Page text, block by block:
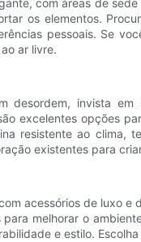
com áreas de
os elementos.
pessoais. Se
ar livre.
desordem, invista
excelentes opções
resistente ao
existentes para
acessórios de luxo
melhorar o
e estilo.